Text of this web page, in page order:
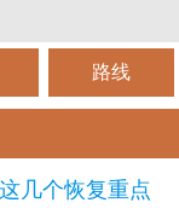
路线
几个恢复重点